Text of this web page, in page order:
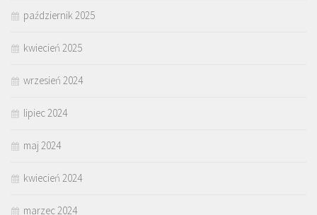
październik 2025
kwiecień 2025
wrzesień 2024
lipiec 2024
maj 2024
kwiecień 2024
marzec 2024